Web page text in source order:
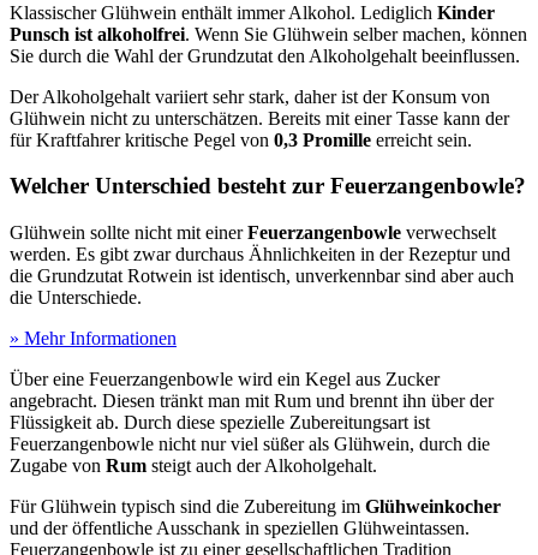
Klassischer Glühwein enthält immer Alkohol. Lediglich Kinder
Punsch ist alkoholfrei. Wenn Sie Glühwein selber machen, können
Sie durch die Wahl der Grundzutat den Alkoholgehalt beeinflussen.
Der Alkoholgehalt variiert sehr stark, daher ist der Konsum von
Glühwein nicht zu unterschätzen. Bereits mit einer Tasse kann der
für Kraftfahrer kritische Pegel von 0,3 Promille erreicht sein.
Welcher Unterschied besteht zur Feuerzangenbowle?
Glühwein sollte nicht mit einerFeuerzangenbowle verwechselt
werden. Es gibt zwar durchaus Ähnlichkeiten in der Rezeptur und
die Grundzutat Rotwein ist identisch, unverkennbar sind aber auch
die Unterschiede.
» Mehr Informationen
Über eine Feuerzangenbowle wird ein Kegel aus Zucker
angebracht. Diesen tränkt man mit Rum und brennt ihn über der
Flüssigkeit ab. Durch diese spezielle Zubereitungsart ist
Feuerzangenbowle nicht nur viel süßer als Glühwein, durch die
Zugabe von Rum steigt auch der Alkoholgehalt.
Für Glühwein typisch sind die Zubereitung im Glühweinkocher
und der öffentliche Ausschank in speziellen Glühweintassen.
Feuerzangenbowle ist zu einer gesellschaftlichen Tradition